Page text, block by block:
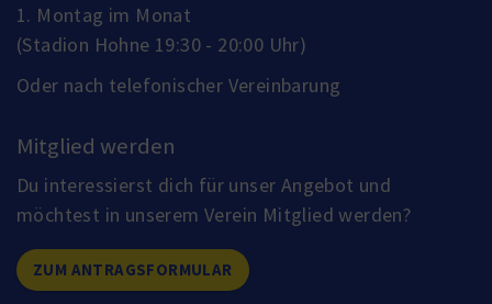
1. Montag im Monat
(Stadion Hohne 19:30 - 20:00 Uhr)
Oder nach telefonischer Vereinbarung
Mitglied werden
Du interessierst dich für unser Angebot und
möchtest in unserem Verein Mitglied werden?
ZUM ANTRAGSFORMULAR